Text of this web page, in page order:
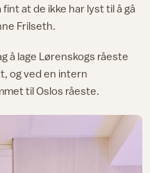
at de ikke har lyst til å gå
Frilseth.
å lage Lørenskogs råeste
og ved en intern
til Oslos råeste.